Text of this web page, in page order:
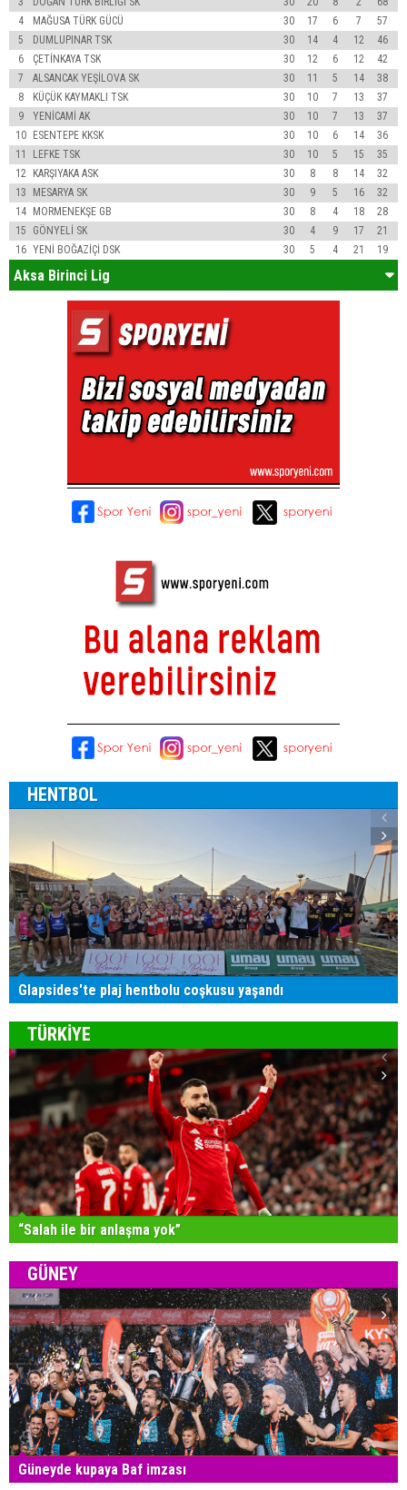
4
MAĞUSA TÜRK GÜCÜ 30 17 6 7
57
5
DUMLUPINAR TSK 30 14 4 12
46
6
ÇETİNKAYA TSK 30 12 6 12
42
7
ALSANCAK YEŞİLOVA SK 30 11 5 14
38
8
KÜÇÜK KAYMAKLI TSK 30 10 7 13
37
9
YENİCAMİ AK 30 10 7 13
37
10 ESENTEPE KKSK 30 10 6 14
36
11
LEFKE TSK 30 10 5 15
35
12
KARŞIYAKA ASK 30 8 8 14
32
13
MESARYA SK 30 9 5 16
32
14 MORMENEKŞE GB 30 8 4 18
28
15
GÖNYELİ SK 30 4 9 17
21
16 YENİ BOĞAZİÇİ DSK 30 5 4 21 19
Aksa Birinci Lig
HENTBOL
Glapsides'te plaj hentbolu coşkusu yaşandı
TÜRKİYE
“Salah ile bir anlaşma yok”
GÜNEY
Güneyde kupaya Baf imzası